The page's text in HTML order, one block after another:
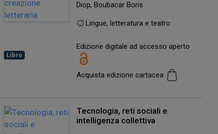
Libro
Diop, Boubacar Boris
Lingue, letteratura e teatro
Edizione digitale ad accesso aperto
Acquista edizione cartacea
Tecnologia, reti sociali e
intelligenza collettiva